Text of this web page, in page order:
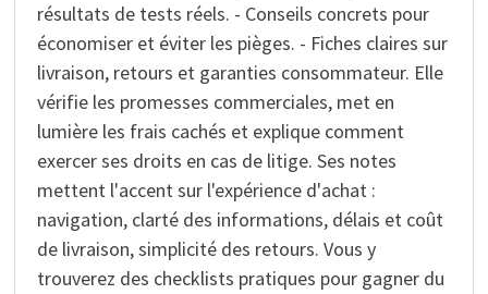
résultats de tests réels. - Conseils concrets pour
économiser et éviter les pièges. - Fiches claires sur
livraison, retours et garanties consommateur. Elle
vérifie les promesses commerciales, met en
lumière les frais cachés et explique comment
exercer ses droits en cas de litige. Ses notes
mettent l'accent sur l'expérience d'achat :
navigation, clarté des informations, délais et coût
de livraison, simplicité des retours. Vous y
trouverez des checklists pratiques pour gagner du